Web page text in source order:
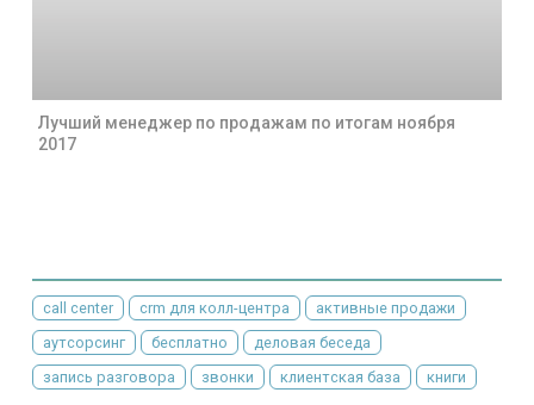
Лучший менеджер по продажам по итогам ноября
2017
call center crm для колл-центра
активные продажи
аутсорсинг
бесплатно
деловая беседа
запись разговора
звонки клиентская база книги